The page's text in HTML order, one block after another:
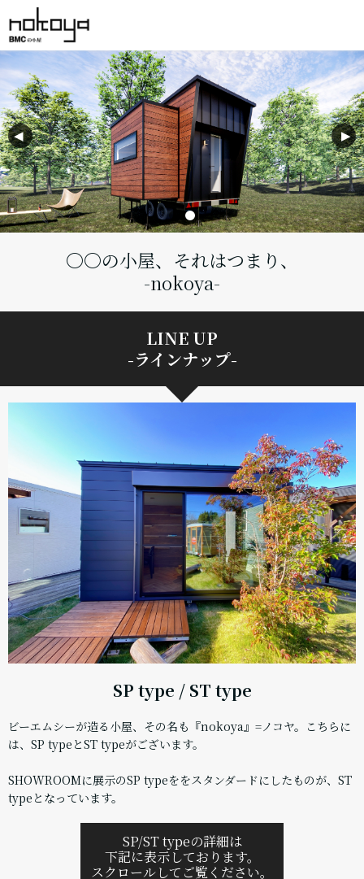
〇〇の小屋、それはつまり、
-nokoya-
LINE UP
-ラインナップ-
SP type / ST type
ビーエムシーが造る小屋、その名も『nokoya』=ノコヤ。こちらに
は、SP typeとST typeがございます。
SHOWROOMに展示のSP typeををスタンダードにしたものが、ST
typeとなっています。
SP/ST typeの詳細は
下記に表示しております。
スクロールしてご覧ください。